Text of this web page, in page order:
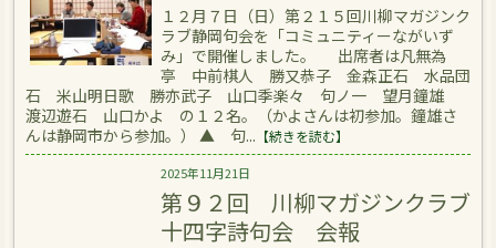
１２月７日（日）第２１５回川柳マガジンク
ラブ静岡句会を「コミュニティーながいず
み」で開催しました。 出席者は凡無為
亭 中前棋人 勝又恭子 金森正石 水品団
石 米山明日歌 勝亦武子 山口季楽々 句ノ一 望月鐘雄
渡辺遊石 山口かよ の１２名。（かよさんは初参加。鐘雄さ
んは静岡市から参加。） ▲ 句... 【続きを読む】
2025年11月21日
第９２回 川柳マガジンクラブ
十四字詩句会 会報